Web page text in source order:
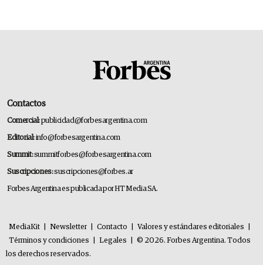
Contactos
Comercial:publicidad@forbesargentina.com
Editorial:info@forbesargentina.com
Summit:summitforbes@forbesargentina.com
Suscripciones:suscripciones@forbes.ar
Forbes Argentina es publicada por HT Media SA.
MediaKit Newsletter Contacto Valores y estándares editoriales
Términos y condiciones
Legales
© 2026. Forbes Argentina. Todos
los derechos reservados.